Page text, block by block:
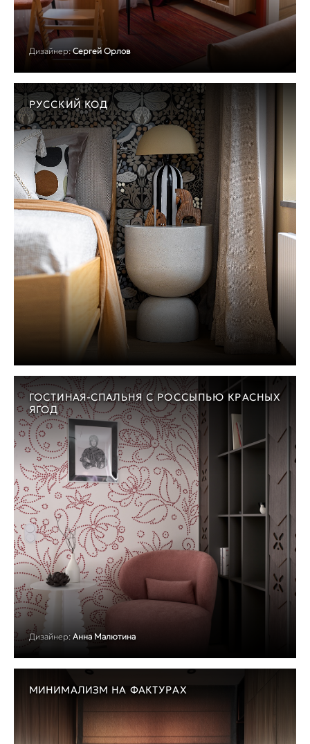
Дизайнер: Сергей Орлов
РУССКИЙ КОД
ГОСТИНАЯ-СПАЛЬНЯ С РОССЫПЬЮ КРАСНЫХ
ЯГОД
Дизайнер: Анна Малютина
МИНИМАЛИЗМ НА ФАКТУРАХ